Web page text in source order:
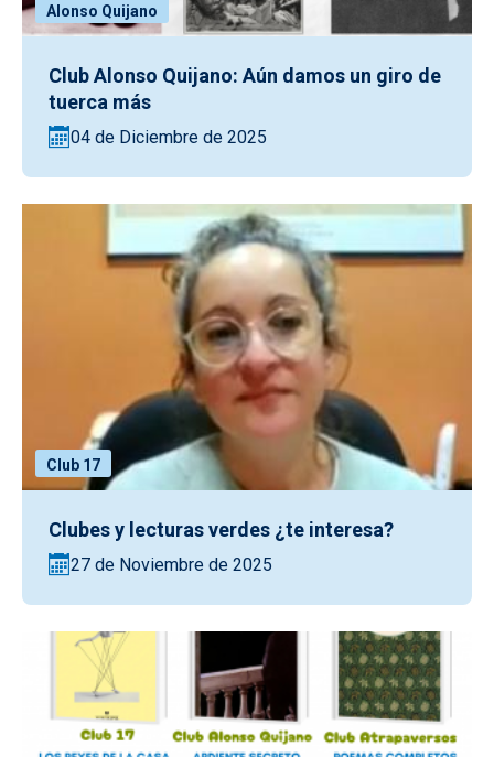
Alonso Quijano
Club Alonso Quijano: Aún damos un giro de
tuerca más
04 de Diciembre de 2025
Club 17
Clubes y lecturas verdes ¿te interesa?
27 de Noviembre de 2025